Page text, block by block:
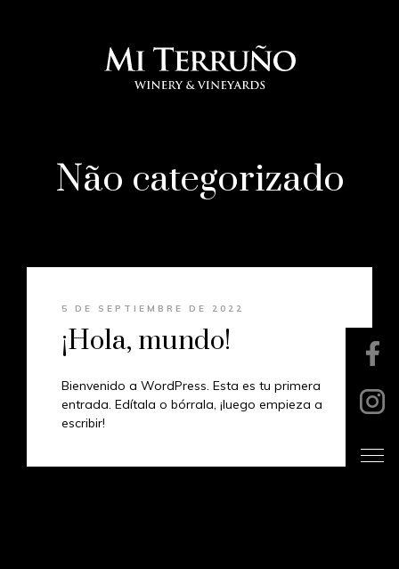
Não categorizado
5 DE SEPTIEMBRE DE 2022
¡Hola, mundo!
Bienvenido a WordPress. Esta es tu primera
entrada. Edítala o bórrala, ¡luego empieza a
escribir!